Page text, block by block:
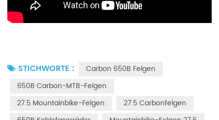
STICHWORTE :
Carbon 650B Felgen
650B Carbon-MTB-Felgen
27.5 Mountainbike-Felgen
27.5 Carbonfelgen